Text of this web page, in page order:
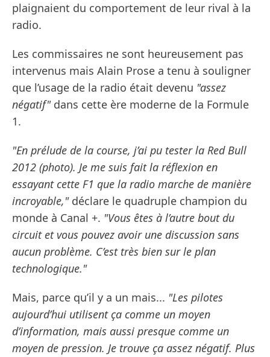
plaignaient du comportement de leur rival à la
radio.
Les commissaires ne sont heureusement pas
intervenus mais Alain Prose a tenu à souligner
que l’usage de la radio était devenu "assez
négatif"dans cette ère moderne de la Formule
1.
"En prélude de la course, j’ai pu tester la Red Bull
2012 (photo). Je me suis fait la réflexion en
essayant cette F1 que la radio marche de manière
incroyable,"déclare le quadruple champion du
monde à Canal +. "Vous êtes à l’autre bout du
circuit et vous pouvez avoir une discussion sans
aucun problème. C’est très bien sur le plan
technologique."
Mais, parce qu’il y a un mais... "Les pilotes
aujourd’hui utilisent ça comme un moyen
d’information, mais aussi presque comme un
moyen de pression. Je trouve ça assez négatif. Plus